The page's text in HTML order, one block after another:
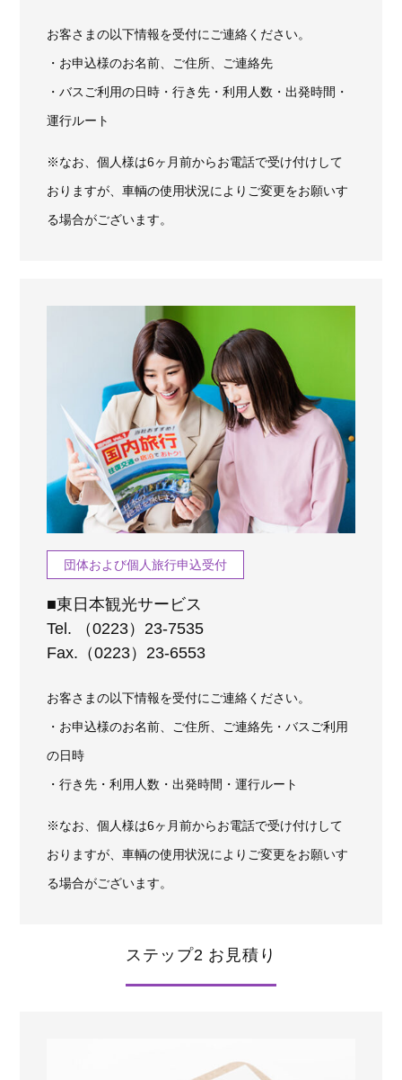
お客さまの以下情報を受付にご連絡ください。
・お申込様のお名前、ご住所、ご連絡先
・バスご利用の日時・行き先・利用人数・出発時間・
運行ルート
※なお、個人様は6ヶ月前からお電話で受け付けして
おりますが、車輌の使用状況によりご変更をお願いす
る場合がございます。
団体および個人旅行申込受付
■東日本観光サービス
Tel. （0223）23-7535
Fax.（0223）23-6553
お客さまの以下情報を受付にご連絡ください。
・お申込様のお名前、ご住所、ご連絡先・バスご利用
の日時
・行き先・利用人数・出発時間・運行ルート
※なお、個人様は6ヶ月前からお電話で受け付けして
おりますが、車輌の使用状況によりご変更をお願いす
る場合がございます。
ステップ2 お見積り